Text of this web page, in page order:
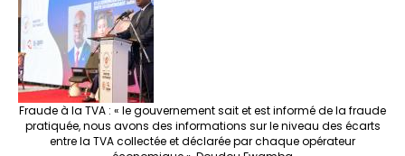
Fraude à la TVA : « le gouvernement sait et est informé de la fraude
pratiquée, nous avons des informations sur le niveau des écarts
entre la TVA collectée et déclarée par chaque opérateur